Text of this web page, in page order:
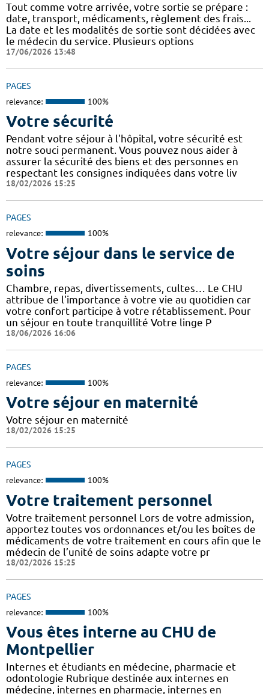
Tout comme votre arrivée, votre sortie se prépare :
date, transport, médicaments, règlement des frais...
La date et les modalités de sortie sont décidées avec
le médecin du service. Plusieurs options
17/06/2026 13:48
PAGES
relevance: 100%
Votre sécurité
Pendant votre séjour à l'hôpital, votre sécurité est
notre souci permanent. Vous pouvez nous aider à
assurer la sécurité des biens et des personnes en
respectant les consignes indiquées dans votre liv
18/02/2026 15:25
PAGES
relevance: 100%
Votre séjour dans le service de
soins
Chambre, repas, divertissements, cultes… Le CHU
attribue de l'importance à votre vie au quotidien car
votre confort participe à votre rétablissement. Pour
un séjour en toute tranquillité Votre linge P
18/06/2026 16:06
PAGES
relevance: 100%
Votre séjour en maternité
Votre séjour en maternité
18/02/2026 15:25
PAGES
relevance: 100%
Votre traitement personnel
Votre traitement personnel Lors de votre admission,
apportez toutes vos ordonnances et/ou les boîtes de
médicaments de votre traitement en cours afin que le
médecin de l’unité de soins adapte votre pr
18/02/2026 15:25
PAGES
relevance: 100%
Vous êtes interne au CHU de
Montpellier
Internes et étudiants en médecine, pharmacie et
odontologie Rubrique destinée aux internes en
médecine, internes en pharmacie, internes en